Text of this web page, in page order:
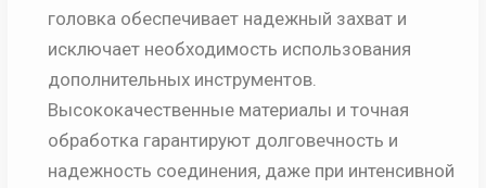
головка обеспечивает надежный захват и
исключает необходимость использования
дополнительных инструментов.
Высококачественные материалы и точная
обработка гарантируют долговечность и
надежность соединения, даже при интенсивной